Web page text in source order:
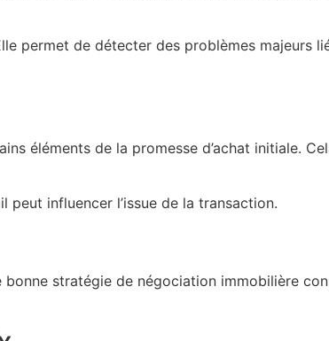
permet de détecter des problèmes majeurs
éléments de la promesse d’achat initiale.
influencer l’issue de la transaction.
stratégie de négociation immobilière